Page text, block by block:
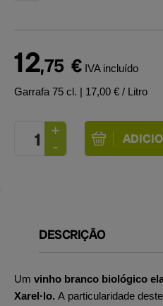
12,75 € IVA incluído
Garrafa 75 cl. | 17,00 € / Litro
DESCRIÇÃO
Um vinho branco biológico
Xarel·lo. A particularidade